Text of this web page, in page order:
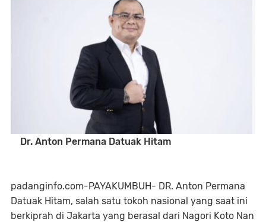
Dr. Anton Permana Datuak Hitam
padanginfo.com-PAYAKUMBUH- DR. Anton Permana
Datuak Hitam, salah satu tokoh nasional yang saat ini
berkiprah di Jakarta yang berasal dari Nagori Koto Nan